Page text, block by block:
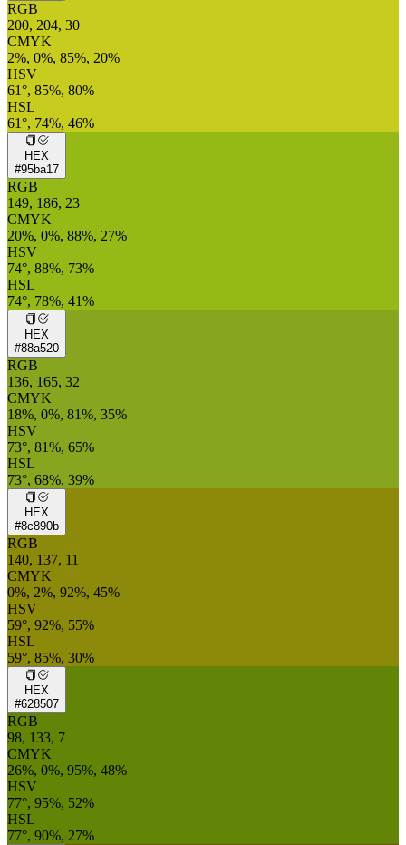
RGB
200, 204, 30
CMYK
2%, 0%, 85%, 20%
HSV
61°, 85%, 80%
HSL
61°, 74%, 46%
HEX
#95ba17
RGB
149, 186, 23
CMYK
20%, 0%, 88%, 27%
HSV
74°, 88%, 73%
HSL
74°, 78%, 41%
HEX
#88a520
RGB
136, 165, 32
CMYK
18%, 0%, 81%, 35%
HSV
73°, 81%, 65%
HSL
73°, 68%, 39%
HEX
#8c890b
RGB
140, 137, 11
CMYK
0%, 2%, 92%, 45%
HSV
59°, 92%, 55%
HSL
59°, 85%, 30%
HEX
#628507
RGB
98, 133, 7
CMYK
26%, 0%, 95%, 48%
HSV
77°, 95%, 52%
HSL
77°, 90%, 27%